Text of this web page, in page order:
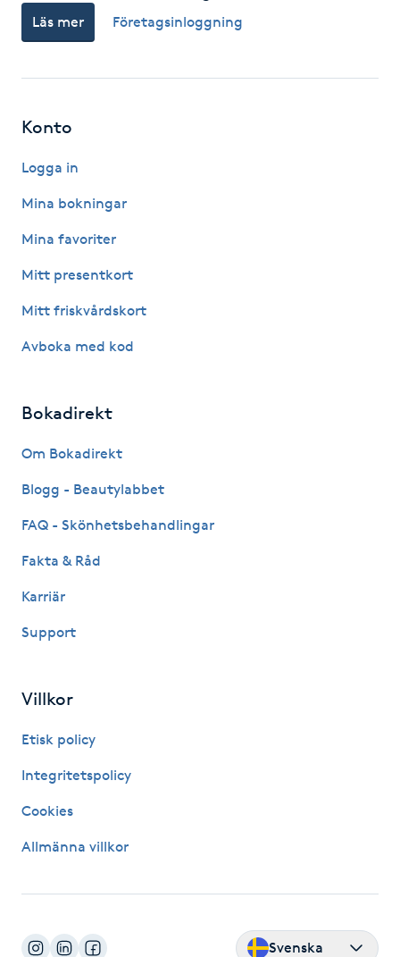
Kärlbehandling
LED-ljusterapi
LPG
LPG-behandling
LPG-massage
Luggklippning
Lymfmassage
Läpptatuering
Makeup
Medial vägledning
Läs mer Företagsinloggning
Konto
Logga in
Mina bokningar
Mina favoriter
Mitt presentkort
Mitt friskvårdskort
Avboka med kod
Bokadirekt
Om Bokadirekt
Blogg - Beautylabbet
FAQ - Skönhetsbehandlingar
Fakta & Råd
Karriär
Support
Villkor
Etisk policy
Integritetspolicy
Cookies
Allmänna villkor
Svenska